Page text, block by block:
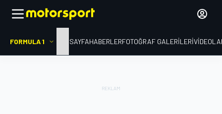
FORMULA 1 ANA SAYFAHABERLERFOTOĞRAF GALERILERI